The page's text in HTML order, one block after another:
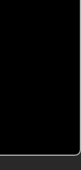
de acción
te pierdas